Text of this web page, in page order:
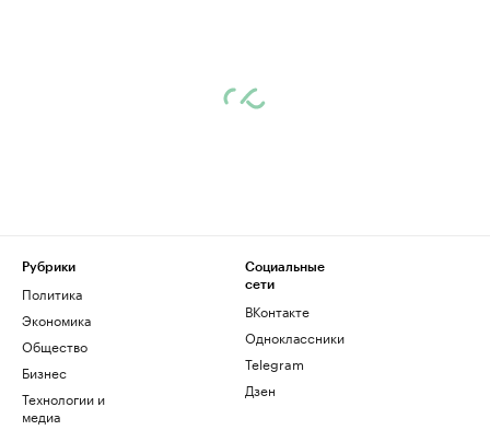
Рубрики
Политика
Экономика
Общество
Бизнес
Технологии и
медиа
Социальные
сети
ВКонтакте
Одноклассники
Telegram
Дзен